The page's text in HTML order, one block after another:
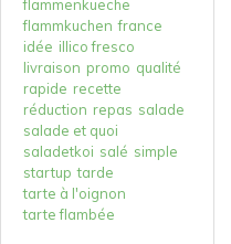
flammenkueche
flammkuchen france
idée illico fresco
livraison promo qualité
rapide recette
réduction repas salade
salade et quoi
saladetkoi salé simple
startup tarde
tarte à l'oignon
tarte flambée